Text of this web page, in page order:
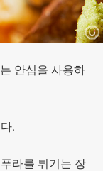
안심을 사용하
.
라를 튀기는 장